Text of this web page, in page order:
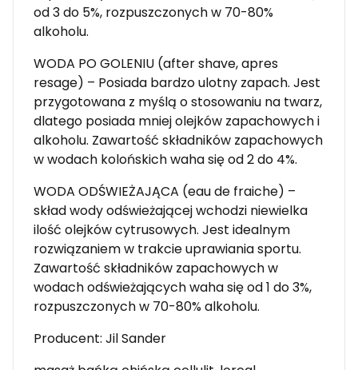
od 3 do 5%, rozpuszczonych w 70-80%
alkoholu.
WODA PO GOLENIU (after shave, apres
resage) – Posiada bardzo ulotny zapach. Jest
przygotowana z myślą o stosowaniu na twarz,
dlatego posiada mniej olejków zapachowych i
alkoholu. Zawartość składników zapachowych
w wodach kolońskich waha się od 2 do 4%.
WODA ODŚWIEŻAJĄCA (eau de fraiche) –
skład wody odświeżającej wchodzi niewielka
ilość olejków cytrusowych. Jest idealnym
rozwiązaniem w trakcie uprawiania sportu.
Zawartość składników zapachowych w
wodach odświeżających waha się od 1 do 3%,
rozpuszczonych w 70-80% alkoholu.
Producent: Jil Sander